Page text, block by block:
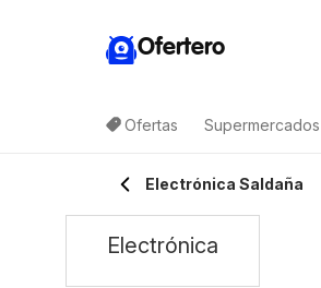
Ofertero
Ofertas Supermercados
Electrónica Saldaña
Electrónica